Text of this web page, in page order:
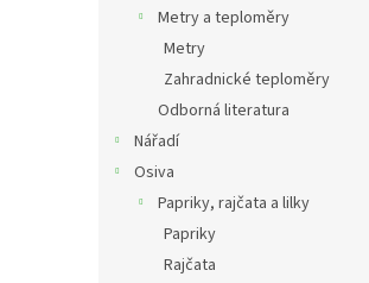
Metry a teploměry
Metry
Zahradnické teploměry
Odborná literatura
Nářadí
Osiva
Papriky, rajčata a lilky
Papriky
Rajčata